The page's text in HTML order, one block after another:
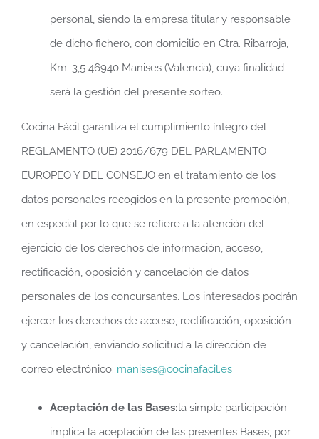
personal, siendo la empresa titular y responsable
de dicho fichero, con domicilio en Ctra. Ribarroja,
Km. 3,5 46940 Manises (Valencia), cuya finalidad
será la gestión del presente sorteo.
Cocina Fácil garantiza el cumplimiento íntegro del
REGLAMENTO (UE) 2016/679 DEL PARLAMENTO
EUROPEO Y DEL CONSEJO en el tratamiento de los
datos personales recogidos en la presente promoción,
en especial por lo que se refiere a la atención del
ejercicio de los derechos de información, acceso,
rectificación, oposición y cancelación de datos
personales de los concursantes. Los interesados podrán
ejercer los derechos de acceso, rectificación, oposición
y cancelación, enviando solicitud a la dirección de
correo electrónico: manises@cocinafacil.es
Aceptación de las Bases:la simple participación
implica la aceptación de las presentes Bases, por